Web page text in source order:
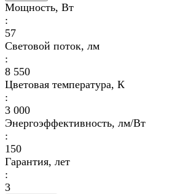
Мощность, Вт
:
57
Световой поток, лм
:
8 550
Цветовая температура, К
:
3 000
Энергоэффективность, лм/Вт
:
150
Гарантия, лет
:
3